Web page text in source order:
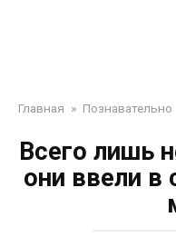
Главная » Познавательно
Всего лишь
они ввели в